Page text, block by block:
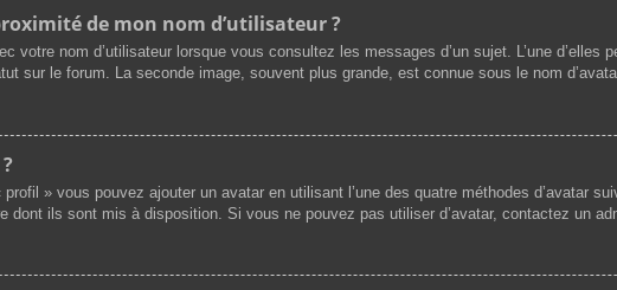
de mon nom d’utilisateur ?
votre nom d’utilisateur lorsque vous consultez les messages d’un sujet. L’une
sur le forum. La seconde image, souvent plus grande, est connue sous le nom
profil » vous pouvez ajouter un avatar en utilisant l’une des quatre méthodes d’avatar
dont ils sont mis à disposition. Si vous ne pouvez pas utiliser d’avatar, contactez un